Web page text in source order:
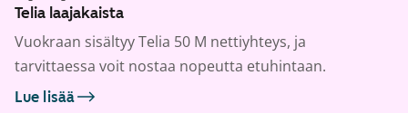
Telia laajakaista
Vuokraan sisältyy Telia 50 M nettiyhteys, ja
tarvittaessa voit nostaa nopeutta etuhintaan.
Lue lisää